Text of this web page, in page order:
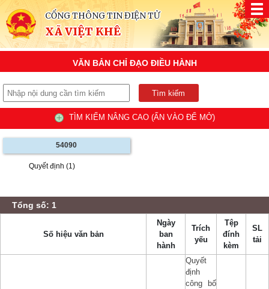
CỔNG THÔNG TIN ĐIỆN TỬ
XÃ VIỆT KHÊ
VĂN BẢN CHỈ ĐẠO ĐIỀU HÀNH
TÌM KIẾM NÂNG CAO (ẤN VÀO ĐỂ MỞ)
54090
Quyết định (1)
Tổng số: 1
Số hiệu văn bản
Ngày
ban
hành
Trích
yếu
Tệp
đính
kèm
SL
tải
Quyết
định
công bố